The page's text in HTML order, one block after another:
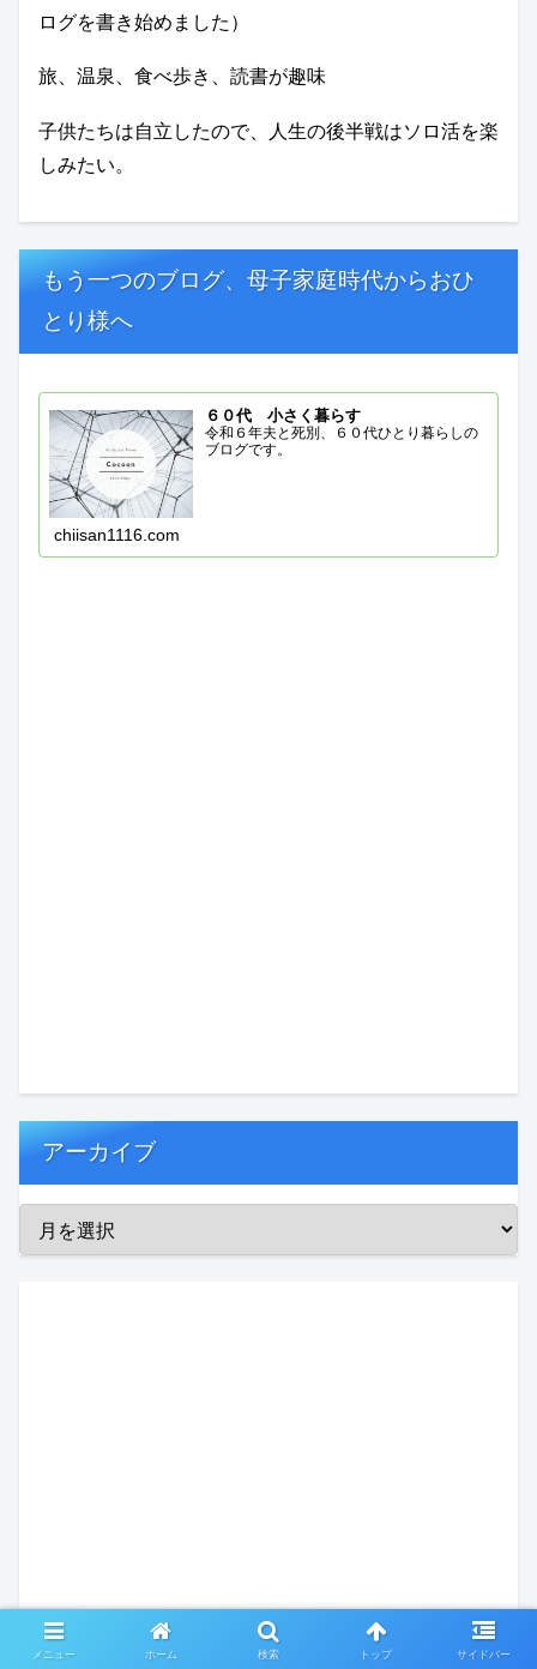
ログを書き始めました）
旅、温泉、食べ歩き、読書が趣味
子供たちは自立したので、人生の後半戦はソロ活を楽
しみたい。
もう一つのブログ、母子家庭時代からおひ
とり様へ
６０代 小さく暮らす
令和６年夫と死別、６０代ひとり暮らしの
ブログです。
chiisan1116.com
アーカイブ
メニュー ホーム 検索 トップ サイドバー